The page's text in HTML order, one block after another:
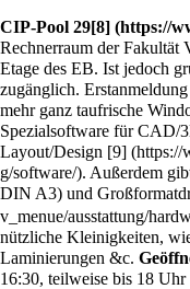
CIP-Pool 29[8]
Rechnerraum der Fakultät
Etage des EB. Ist jedoch
zugänglich.
mehr ganz taufrische
Spezialsoftware für CAD/
Layout/Design [9]
. Außerdem
DIN A3) und
nützliche Kleinigkeiten,
Laminierungen &c.
16:30, teilweise bis 18 Uhr